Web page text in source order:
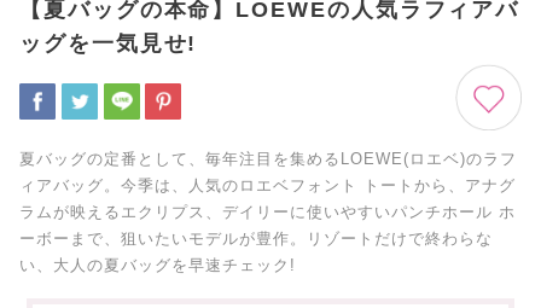
【夏バッグの本命】LOEWEの人気ラフィアバ
ッグを一気見せ!
夏バッグの定番として、毎年注目を集めるLOEWE(ロエベ)のラフ
ィアバッグ。今季は、人気のロエベフォント トートから、アナグ
ラムが映えるエクリプス、デイリーに使いやすいパンチホール ホ
ーボーまで、狙いたいモデルが豊作。リゾートだけで終わらな
い、大人の夏バッグを早速チェック!